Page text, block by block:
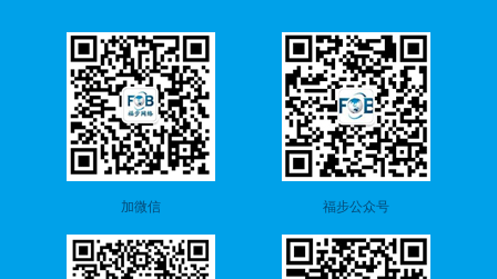
加微信 福步公众号